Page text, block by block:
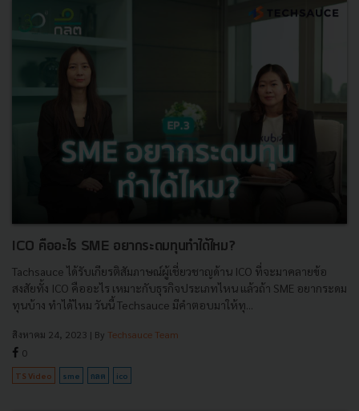
ICO คืออะไร SME อยากระดมทุนทำได้ไหม?
Tachsauce ได้รับเกียรติสัมภาษณ์ผู้เชี่ยวชาญด้าน ICO ที่จะมาคลายข้อ
สงสัยทั้ง ICO คืออะไร เหมาะกับธุรกิจประเภทไหน แล้วถ้า SME อยากระดม
ทุนบ้าง ทำได้ไหม วันนี้ Techsauce มีคำตอบมาให้ทุ...
สิงหาคม 24, 2023 | By Techsauce Team
0
TS Video sme กลต ico